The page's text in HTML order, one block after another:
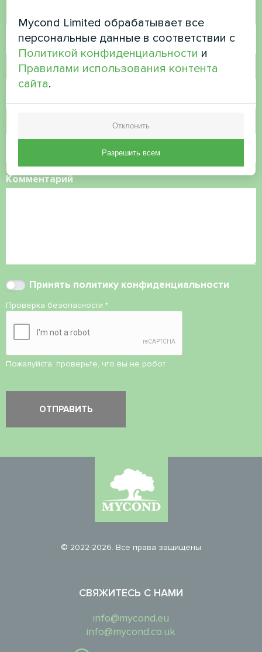
Номер телефона
Электронная почта
Комментарий
Принять политику конфиденциальности
Проверка безопасности *
Пожалуйста, проверьте, что вы не робот.
© 2022-2026. Все права защищены
СВЯЖИТЕСЬ С НАМИ
info@mycond.eu
info@mycond.co.uk
Mycond Limited обрабатывает все
персональные данные в соответствии с
Политикой конфиденциальности и
Правилами использования контента
сайта.
Отклонить
Разрешить всем